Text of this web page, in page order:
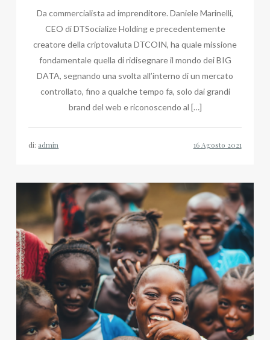
Da commercialista ad imprenditore. Daniele Marinelli,
CEO di DTSocialize Holding e precedentemente
creatore della criptovaluta DTCOIN, ha quale missione
fondamentale quella di ridisegnare il mondo dei BIG
DATA, segnando una svolta all’interno di un mercato
controllato, fino a qualche tempo fa, solo dai grandi
brand del web e riconoscendo al […]
di: admin